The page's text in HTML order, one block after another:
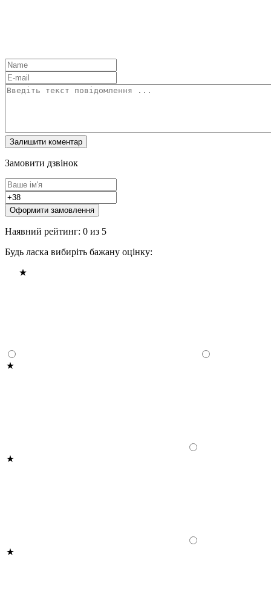
Замовити дзвінок
Оформити замовлення
Наявний рейтинг: 0 из 5
Будь ласка вибиріть бажану оцінку: